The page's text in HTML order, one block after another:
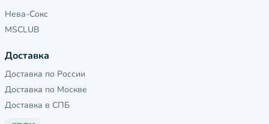
Нева-Сокс
MSCLUB
Доставка
Доставка по России
Доставка по Москве
Доставка в СПБ